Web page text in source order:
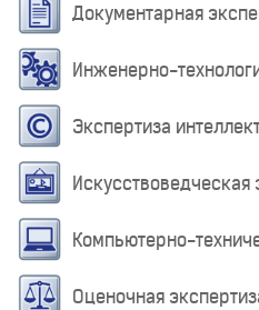
Документарная
Инженерно-
Экспертиза
Искусствоведческая
Компьютерно-
Оценочная